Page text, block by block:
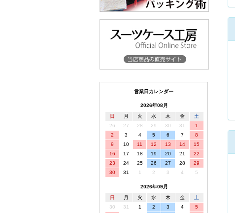
営業日カレンダー
2026年08月
日
月 火 水 木 金
土
26
27 28 29 30 31
1
2
3 4 5 6 7
8
9
10 11 12 13 14
15
16
17 18 19 20 21
22
23
24 25 26 27 28
29
30
31 1 2 3 4 5
2026年09月
日
月 火 水 木 金
土
30
31 1 2 3 4
5